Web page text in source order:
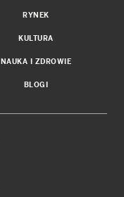
RYNEK
KULTURA
NAUKA I ZDROWIE
BLOGI